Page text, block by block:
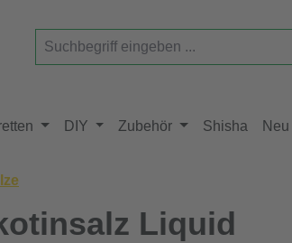
DIY Zubehör Shisha Neu
Liquid